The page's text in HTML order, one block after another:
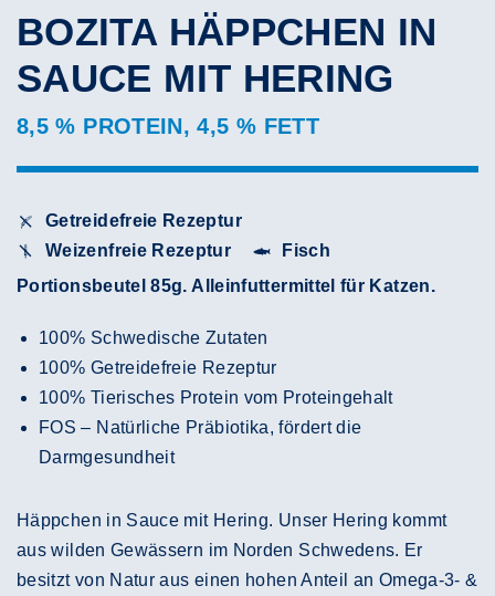
BOZITA HÄPPCHEN IN
SAUCE MIT HERING
8,5 % PROTEIN, 4,5 % FETT
Getreidefreie Rezeptur
Weizenfreie Rezeptur
Fisch
Portionsbeutel 85g. Alleinfuttermittel für Katzen.
100% Schwedische Zutaten
100% Getreidefreie Rezeptur
100% Tierisches Protein vom Proteingehalt
FOS – Natürliche Präbiotika, fördert die
Darmgesundheit
Häppchen in Sauce mit Hering. Unser Hering kommt
aus wilden Gewässern im Norden Schwedens. Er
besitzt von Natur aus einen hohen Anteil an Omega-3- &